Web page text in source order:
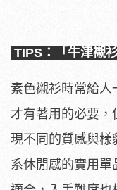
TIPS：「牛津襯
素色襯衫時常給
才有著用的必要，
現不同的質感與樣
系休閒感的實用單